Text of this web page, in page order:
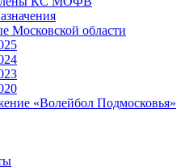
Московской области
«Волейбол Подмосковья»